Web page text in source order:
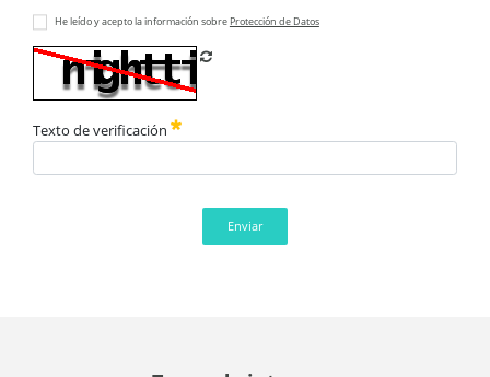
He leído y acepto la información sobre Protección de Datos
Texto de verificación
Enviar